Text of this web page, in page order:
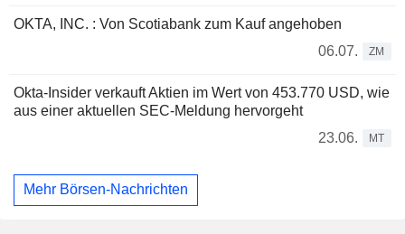
OKTA, INC. : Von Scotiabank zum Kauf angehoben
06.07.
ZM
Okta-Insider verkauft Aktien im Wert von 453.770 USD, wie
aus einer aktuellen SEC-Meldung hervorgeht
23.06.
MT
Mehr Börsen-Nachrichten